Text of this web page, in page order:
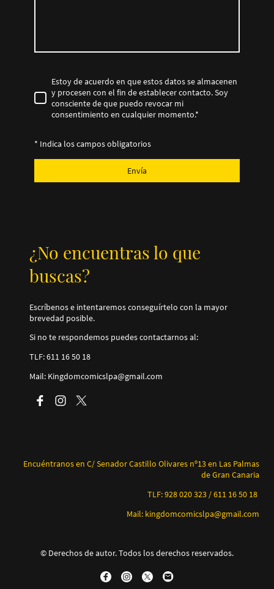
Estoy de acuerdo en que estos datos se almacenen
y procesen con el fin de establecer contacto. Soy
consciente de que puedo revocar mi
consentimiento en cualquier momento.*
* Indica los campos obligatorios
Envía
¿No encuentras lo que
buscas?
Escríbenos e intentaremos conseguírtelo con la mayor
brevedad posible.
Si no te respondemos puedes contactarnos al:
TLF: 611 16 50 18
Mail: Kingdomcomicslpa@gmail.com
Encuéntranos en C/ Senador Castillo Olivares nº13 en Las Palmas
de Gran Canaria
TLF: 928 020 323 / 611 16 50 18
Mail: kingdomcomicslpa@gmail.com
© Derechos de autor. Todos los derechos reservados.